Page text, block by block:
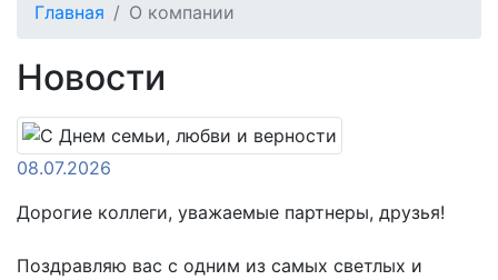
Главная О компании
Новости
08.07.2026
Дорогие коллеги, уважаемые партнеры, друзья!
Поздравляю вас с одним из самых светлых и